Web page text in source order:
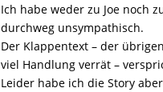
Ich habe weder zu Joe noch
durchweg unsympathisch.
Der Klappentext – der
viel Handlung verrät –
Leider habe ich die Story